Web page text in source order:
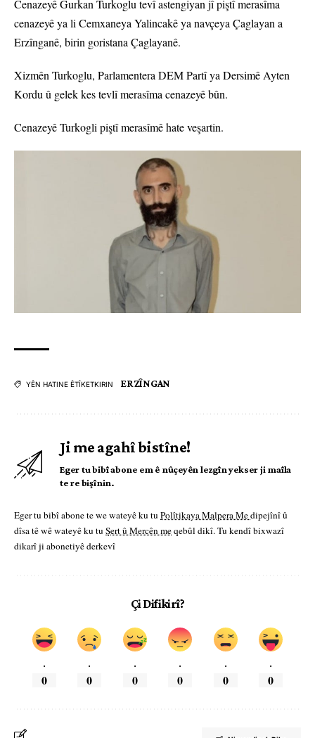
Cenazeyê Gurkan Turkoglu tevî astengiyan jî piştî merasîma
cenazeyê ya li Cemxaneya Yalincakê ya navçeya Çaglayan a
Erzînganê, birin goristana Çaglayanê.
Xizmên Turkoglu, Parlamentera DEM Partî ya Dersimê Ayten
Kordu û gelek kes tevlî merasîma cenazeyê bûn.
Cenazeyê Turkogli piştî merasîmê hate veşartin.
YÊN HATINE ÊTÎKETKIRIN ERZÎNGAN
Ji me agahî bistîne!
Eger tu bibî abone em ê nûçeyên lezgîn yekser ji maîla
te re bişînin.
Eger tu bibî abone te we wateyê ku tu Polîtikaya Malpera Medipejînî û
dîsa tê wê wateyê ku tu Şert û Mercên meqebûl dikî. Tu kendî bixwazî
dikarî ji abonetiyê derkevî
Çi Difikirî?
.
0
.
0
.
0
.
0
.
0
.
0